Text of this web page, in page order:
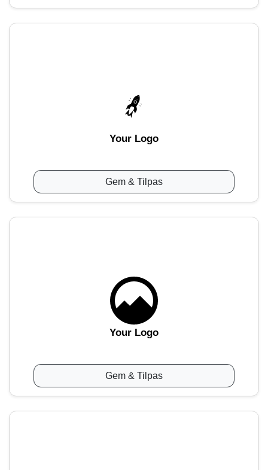
Your Logo
Gem & Tilpas
Your Logo
Gem & Tilpas